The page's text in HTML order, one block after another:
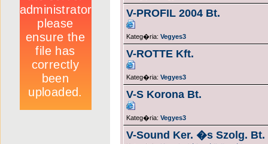
V-PROFIL 2004 Bt.
Kateg�ria: Vegyes3
V-ROTTE Kft.
Kateg�ria: Vegyes3
V-S Korona Bt.
Kateg�ria: Vegyes3
V-Sound Ker. �s Szolg. Bt.